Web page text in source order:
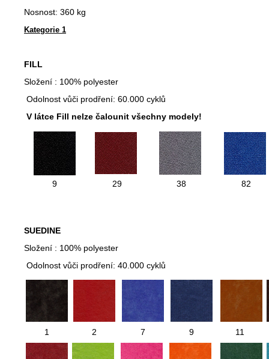
Nosnost: 360 kg
Kategorie 1
FILL
Složení : 100% polyester
Odolnost vůči prodření: 60.000 cyklů
V látce Fill nelze čalounit všechny modely!
9 29 38 82
SUEDINE
Složení : 100% polyester
Odolnost vůči prodření: 40.000 cyklů
1 2 7 9 11